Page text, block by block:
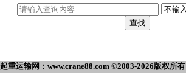
起重运输网：www.crane88.com ©2003-2026版权所有